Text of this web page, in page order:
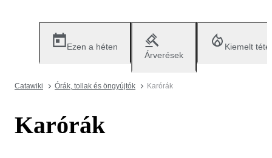
Ezen a héten
Árverések
Kiemelt
Catawiki Órák, tollak és öngyújtók Karórák
Karórák